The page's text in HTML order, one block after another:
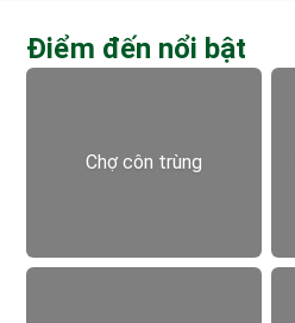
Điểm đến nổi bật
Chợ côn trùng